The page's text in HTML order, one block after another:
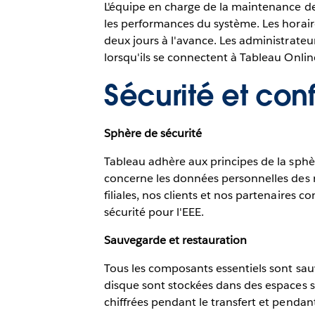
L'équipe en charge de la maintenance
les performances du système. Les
deux jours à l'avance. Les
lorsqu'ils se connectent à Tableau
Sécurité et
Sphère de sécurité
Tableau adhère aux principes de la
concerne les données personnelles
filiales, nos clients et nos partenaires
sécurité pour l'EEE.
Sauvegarde et restauration
Tous les composants essentiels sont
disque sont stockées dans des espaces
chiffrées pendant le transfert et